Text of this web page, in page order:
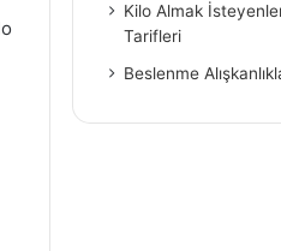
Kilo Almak
Tarifleri
Beslenme